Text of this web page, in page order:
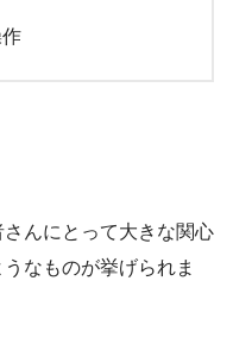
んにとって大きな関心
なものが挙げられま